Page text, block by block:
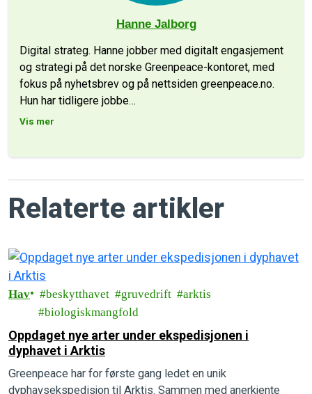
Hanne Jalborg
Digital strateg. Hanne jobber med digitalt engasjement
og strategi på det norske Greenpeace-kontoret, med
fokus på nyhetsbrev og på nettsiden greenpeace.no.
Hun har tidligere jobbe…
Vis mer
Relaterte artikler
Hav beskytthavet gruvedrift
arktis
biologiskmangfold
Oppdaget nye arter under ekspedisjonen i
dyphavet i Arktis
Greenpeace har for første gang ledet en unik
dyphavsekspedisjon til Arktis. Sammen med anerkjente